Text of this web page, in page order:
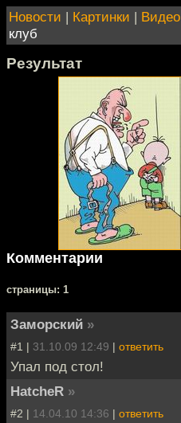
Новости | Картинки | Видео
клуб
Результат
Комментарии
cтраницы: 1
Заморский »
#1 | 31.10.09 12:49 | ответить
Упал под стол!
HatcheR »
#2 | 14.04.10 14:36 | ответить